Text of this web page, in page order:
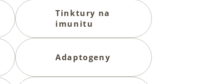
Tinktury na
imunitu
Adaptogeny